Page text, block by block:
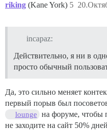
riking (Kane York) 5
incapaz:
Действительно, я ни в
просто обычный
Да, это сильно меняет
первый порыв был
lounge
на форуме, чтобы
не заходите на сайт 50%